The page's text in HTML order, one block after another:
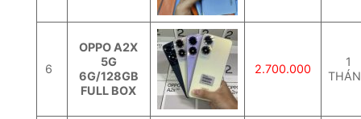
6
OPPO A2X
5G
6G/128GB
FULL BOX
2.700.000
1